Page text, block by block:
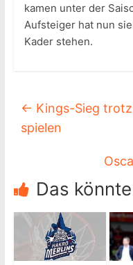
kamen unter der
Aufsteiger hat nun
Kader stehen.
← Kings-Sieg
spielen
Das